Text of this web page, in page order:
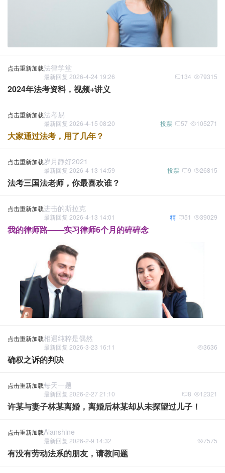
点击重新加载法律学堂
最新回复 2026-4-24 19:26 79315
134
2024年法考资料，视频+讲义
点击重新加载法考易
最新回复 2026-4-15 08:20 105271
57
投票
大家通过法考，用了几年？
点击重新加载岁月静好2021
最新回复 2026-4-13 14:59 26815
9
投票
法考三国法老师，你最喜欢谁？
点击重新加载进击的斯拉克
最新回复 2026-4-13 14:01 39029
51
精
我的律师路——实习律师6个月的碎碎念
点击重新加载相遇纯粹是偶然
最新回复 2026-3-23 16:11 3636
确权之诉的判决
点击重新加载每天一题
最新回复 2026-2-27 21:10 12321
8
许某与妻子林某离婚，离婚后林某却从未探望过儿子！
点击重新加载Alanshine
最新回复 2026-2-9 14:32 7575
有没有劳动法系的朋友，请教问题